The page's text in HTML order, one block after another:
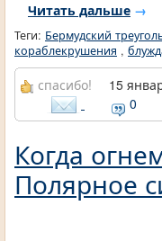
Читать дальше →
Теги: Бермудский
кораблекрушения ,
спасибо! 15
0
Когда
Полярное